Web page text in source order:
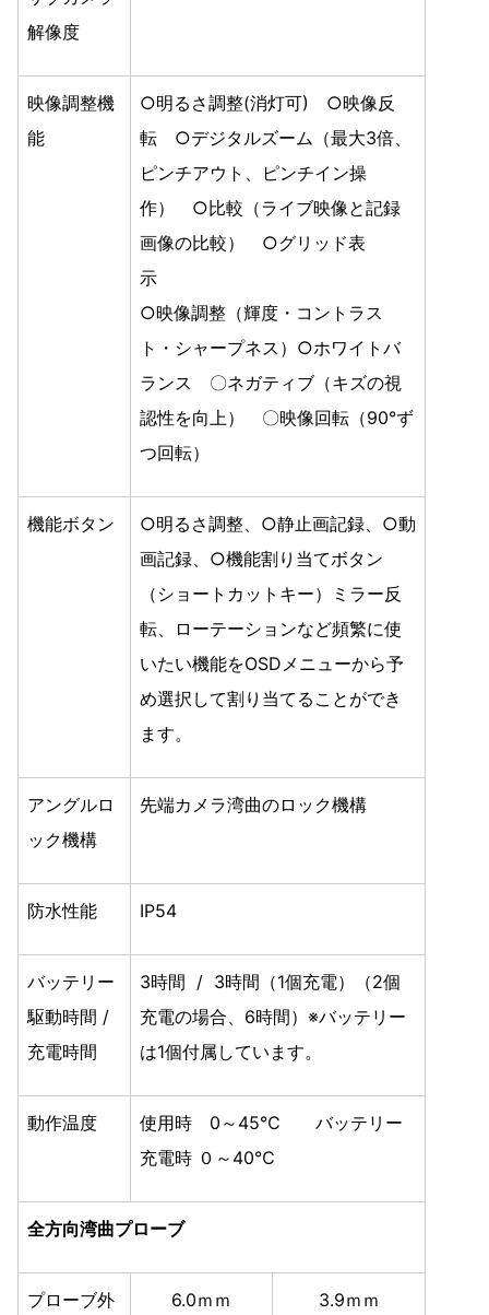
解像度
映像調整機
能
○明るさ調整(消灯可) ○映像反
転 ○デジタルズーム（最大3倍、
ピンチアウト、ピンチイン操
作） ○比較（ライブ映像と記録
画像の比較） ○グリッド表
示
○映像調整（輝度・コントラス
ト・シャープネス）○ホワイトバ
ランス 〇ネガティブ（キズの視
認性を向上） 〇映像回転（90°ず
つ回転）
機能ボタン
○明るさ調整、○静止画記録、○動
画記録、○機能割り当てボタン
（ショートカットキー）ミラー反
転、ローテーションなど頻繁に使
いたい機能をOSDメニューから予
め選択して割り当てることができ
ます。
アングルロ
ック機構
先端カメラ湾曲のロック機構
防水性能 IP54
バッテリー
駆動時間 /
充電時間
3時間 / 3時間（1個充電）（2個
充電の場合、6時間）※バッテリー
は1個付属しています。
動作温度
使用時 0～45℃ バッテリー
充電時 ０～40℃
全方向湾曲プローブ
プローブ外
6.0ｍｍ 3.9ｍｍ